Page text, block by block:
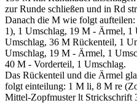
zur Runde schließen und in Rd
Danach die M wie folgt
1), 1 Umschlag, 19 M - Ärmel, 1
Umschlag, 36 M Rückenteil, 1
Umschlag, 19 M - Ärmel, 1
40 M - Vorderteil, 1 Umschlag.
Das Rückenteil und die Ärmel
folgt einteilung: 1 M li, 8 M re
Mittel-Zopfmuster lt